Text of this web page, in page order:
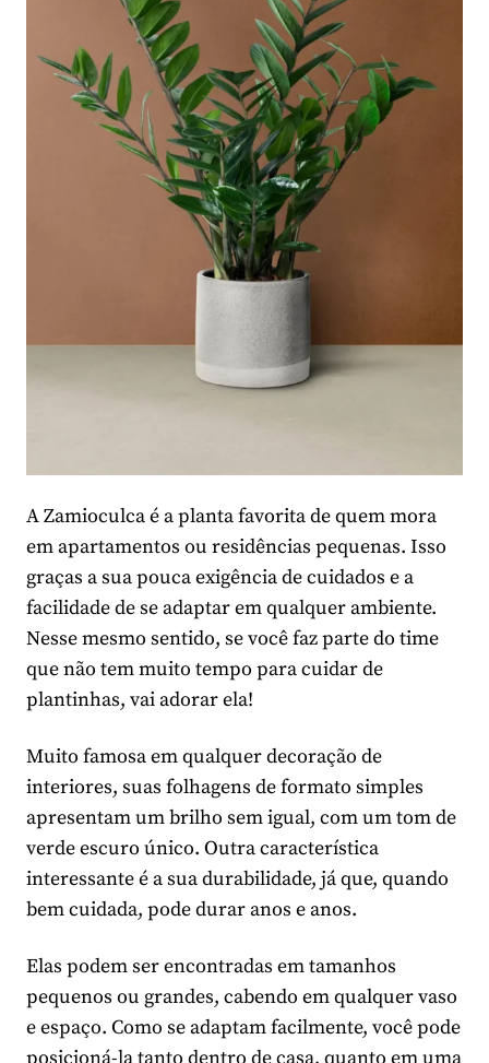
A Zamioculca é a planta favorita de quem mora
em apartamentos ou residências pequenas. Isso
graças a sua pouca exigência de cuidados e a
facilidade de se adaptar em qualquer ambiente.
Nesse mesmo sentido, se você faz parte do time
que não tem muito tempo para cuidar de
plantinhas, vai adorar ela!
Muito famosa em qualquer decoração de
interiores, suas folhagens de formato simples
apresentam um brilho sem igual, com um tom de
verde escuro único. Outra característica
interessante é a sua durabilidade, já que, quando
bem cuidada, pode durar anos e anos.
Elas podem ser encontradas em tamanhos
pequenos ou grandes, cabendo em qualquer vaso
e espaço. Como se adaptam facilmente, você pode